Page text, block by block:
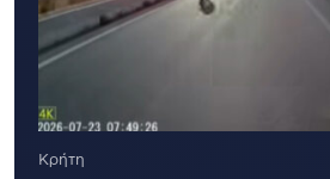
Κρήτη